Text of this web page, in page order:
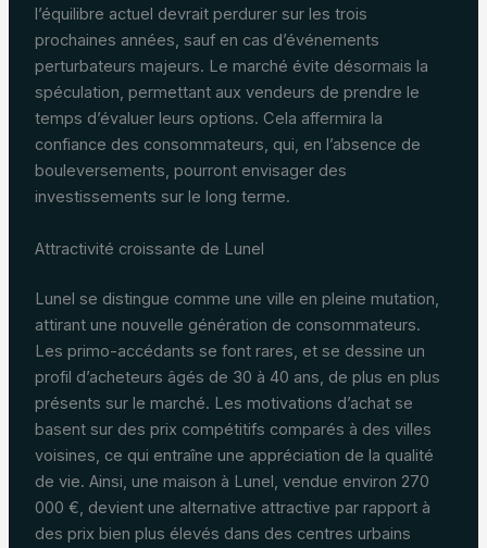
l’équilibre actuel devrait perdurer sur les trois
prochaines années, sauf en cas d’événements
perturbateurs majeurs. Le marché évite désormais la
spéculation, permettant aux vendeurs de prendre le
temps d’évaluer leurs options. Cela affermira la
confiance des consommateurs, qui, en l’absence de
bouleversements, pourront envisager des
investissements sur le long terme.
Attractivité croissante de Lunel
Lunel se distingue comme une ville en pleine mutation,
attirant une nouvelle génération de consommateurs.
Les primo-accédants se font rares, et se dessine un
profil d’acheteurs âgés de 30 à 40 ans, de plus en plus
présents sur le marché. Les motivations d’achat se
basent sur des prix compétitifs comparés à des villes
voisines, ce qui entraîne une appréciation de la qualité
de vie. Ainsi, une maison à Lunel, vendue environ 270
000 €, devient une alternative attractive par rapport à
des prix bien plus élevés dans des centres urbains